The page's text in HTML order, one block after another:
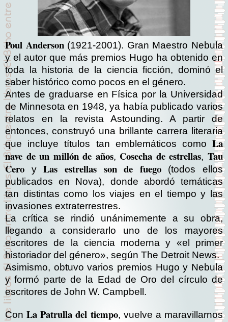
Poul Anderson(1921-2001). Gran Maestro Nebula
y el autor que más premios Hugo ha obtenido en
toda la historia de la ciencia ficción, dominó el
saber histórico como pocos en el género.
Antes de graduarse en Física por la Universidad
de Minnesota en 1948, ya había publicado varios
relatos en la revista Astounding. A partir de
entonces, construyó una brillante carrera literaria
que incluye títulos tan emblemáticos como La
nave de un millón de años, Cosecha de estrellas,Tau
Cero yLas estrellas son de fuego(todos ellos
publicados en Nova), donde abordó temáticas
tan distintas como los viajes en el tiempo y las
invasiones extraterrestres.
La crítica se rindió unánimemente a su obra,
llegando a considerarlo uno de los mayores
escritores de la ciencia moderna y «el primer
historiador del género», según The Detroit News.
Asimismo, obtuvo varios premios Hugo y Nebula
y formó parte de la Edad de Oro del círculo de
escritores de John W. Campbell.
ConLa Patrulla del tiempo, vuelve a maravillarnos